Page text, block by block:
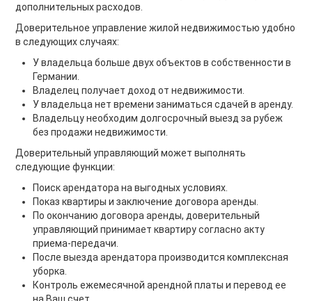
дополнительных расходов.
Доверительное управление жилой недвижимостью удобно
в следующих случаях:
У владельца больше двух объектов в собственности в
Германии.
Владелец получает доход от недвижимости.
У владельца нет времени заниматься сдачей в аренду.
Владельцу необходим долгосрочный выезд за рубеж
без продажи недвижимости.
Доверительный управляющий может выполнять
следующие функции:
Поиск арендатора на выгодных условиях.
Показ квартиры и заключение договора аренды.
По окончанию договора аренды, доверительный
управляющий принимает квартиру согласно акту
приема-передачи.
После выезда арендатора производится комплексная
уборка.
Контроль ежемесячной арендной платы и перевод ee
на Ваш счет.